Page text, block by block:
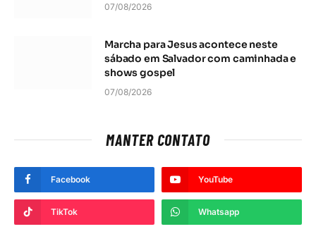
07/08/2026
Marcha para Jesus acontece neste
sábado em Salvador com caminhada e
shows gospel
07/08/2026
MANTER CONTATO
Facebook YouTube
TikTok Whatsapp